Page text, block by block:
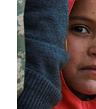
de
la
2025